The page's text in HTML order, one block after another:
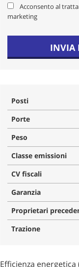
Acconsento al
marketing
INVIA
Posti
Porte
Peso
Classe emissioni
CV fiscali
Garanzia
Proprietari
Trazione
Efficienza